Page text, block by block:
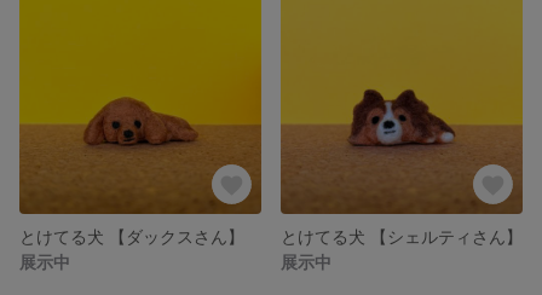
とけてる犬 【ダックスさん】
展示中
とけてる犬 【シェルティさん】
展示中